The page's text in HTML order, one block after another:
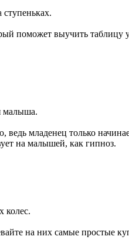
поможет выучить таблицу
малыша.
младенец только
на малышей, как гипноз.
колес.
на них самые простые